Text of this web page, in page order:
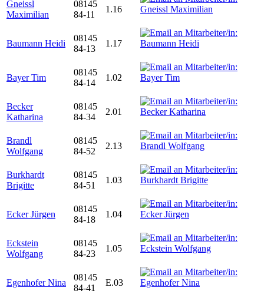
Gneissl
Maximilian
08145
84-11
1.16
Baumann Heidi
08145
84-13
1.17
Bayer Tim
08145
84-14
1.02
Becker
Katharina
08145
84-34
2.01
Brandl
Wolfgang
08145
84-52
2.13
Burkhardt
Brigitte
08145
84-51
1.03
Ecker Jürgen
08145
84-18
1.04
Eckstein
Wolfgang
08145
84-23
1.05
Egenhofer Nina
08145
84-41
E.03